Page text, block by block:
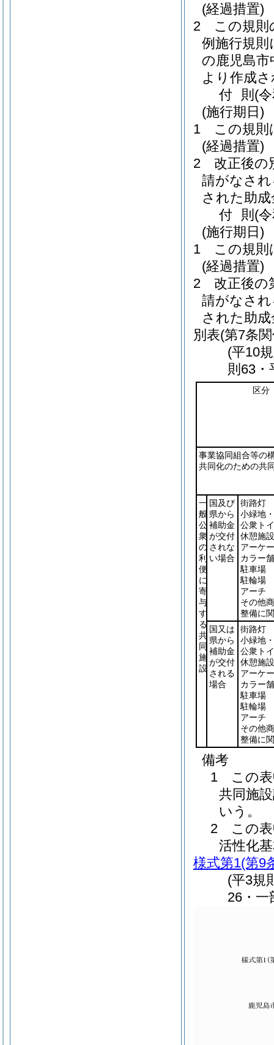
(経過措置)
2
この規則
例施行規
の鹿児島市
より作成
付 則 (
(施行期日)
1
この規則
(経過措置)
2
改正後の
請がなさ
された助
付 則 (
(施行期日)
1
この規則
(経過措置)
2
改正後の
請がなさ
された助
別表(第7条
(平10
則63・
区分
事業協同組合等の
共同化のための共
一
般
公
衆
の
利
便
に
寄
与
す
る
共
同
施
設
国及び
県から
補助金
が交付
されな
い場合
街路灯
小緑地
公衆ト
休憩施設
アーケ
カラー
駐車場
駐輪場
アーチ
その他
整備に
国又は
県から
補助金
が交付
される
場合
街路灯
小緑地
公衆ト
休憩施設
アーケ
カラー
駐車場
駐輪場
アーチ
その他
整備に
備考
1 この表
共同施
いう。
2 この表
活性化
様式第1(第9
(平3規
26・一